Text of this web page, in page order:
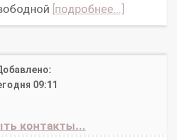
[подробнее...]
09:11
контакты...